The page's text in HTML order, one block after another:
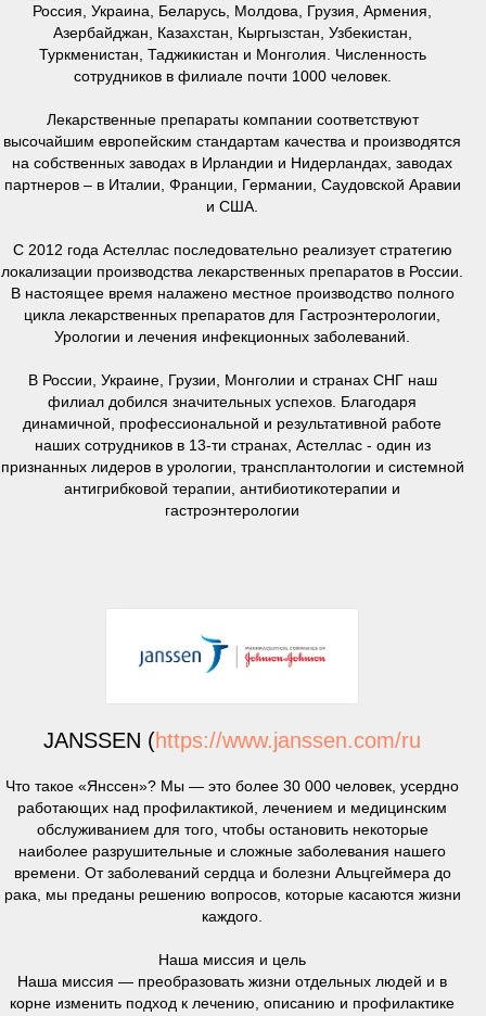
Россия, Украина, Беларусь, Молдова, Грузия, Армения,
Азербайджан, Казахстан, Кыргызстан, Узбекистан,
Туркменистан, Таджикистан и Монголия. Численность
сотрудников в филиале почти 1000 человек.
Лекарственные препараты компании соответствуют
высочайшим европейским стандартам качества и производятся
на собственных заводах в Ирландии и Нидерландах, заводах
партнеров – в Италии, Франции, Германии, Саудовской Аравии
и США.
С 2012 года Астеллас последовательно реализует стратегию
локализации производства лекарственных препаратов в России.
В настоящее время налажено местное производство полного
цикла лекарственных препаратов для Гастроэнтерологии,
Урологии и лечения инфекционных заболеваний.
В России, Украине, Грузии, Монголии и странах СНГ наш
филиал добился значительных успехов. Благодаря
динамичной, профессиональной и результативной работе
наших сотрудников в 13-ти странах, Астеллас - один из
признанных лидеров в урологии, трансплантологии и системной
антигрибковой терапии, антибиотикотерапии и
гастроэнтерологии
JANSSEN (https://www.janssen.com/ru
Что такое «Янссен»? Мы — это более 30 000 человек, усердно
работающих над профилактикой, лечением и медицинским
обслуживанием для того, чтобы остановить некоторые
наиболее разрушительные и сложные заболевания нашего
времени. От заболеваний сердца и болезни Альцгеймера до
рака, мы преданы решению вопросов, которые касаются жизни
каждого.
Наша миссия и цель
Наша миссия — преобразовать жизни отдельных людей и в
корне изменить подход к лечению, описанию и профилактике